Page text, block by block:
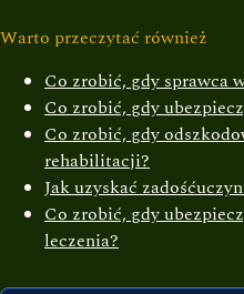
Warto przeczytać również
Co zrobić, gdy sprawca
Co zrobić, gdy
Co zrobić, gdy
rehabilitacji?
Jak uzyskać
Co zrobić, gdy
leczenia?